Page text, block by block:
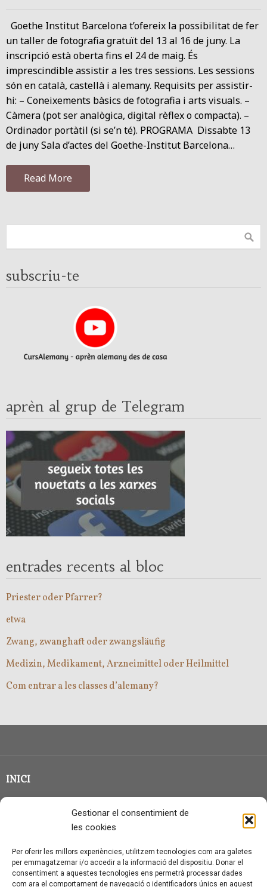
Gestionar el consentimient de
les cookies
Per oferir les millors experiències, utilitzem tecnologies com ara galetes
per emmagatzemar i/o accedir a la informació del dispositiu. Donar el
consentiment a aquestes tecnologies ens permetrà processar dades
com ara el comportament de navegació o identificadors únics en aquest
Goethe Institut Barcelona t’ofereix la possibilitat de fer
un taller de fotografia gratuït del 13 al 16 de juny. La
inscripció està oberta fins el 24 de maig. És
imprescindible assistir a les tres sessions. Les sessions
són en català, castellà i alemany. Requisits per assistir-
hi: – Coneixements bàsics de fotografia i arts visuals. –
Càmera (pot ser analògica, digital rèflex o compacta). –
Ordinador portàtil (si se’n té). PROGRAMA Dissabte 13
de juny Sala d’actes del Goethe-Institut Barcelona…
Read More
subscriu-te
aprèn al grup de Telegram
entrades recents al bloc
Priester oder Pfarrer?
etwa
Zwang, zwanghaft oder zwangsläufig
Medizin, Medikament, Arzneimittel oder Heilmittel
Com entrar a les classes d’alemany?
INICI
CLASSE EN GRUP
QUI SOC?
CONTACTE